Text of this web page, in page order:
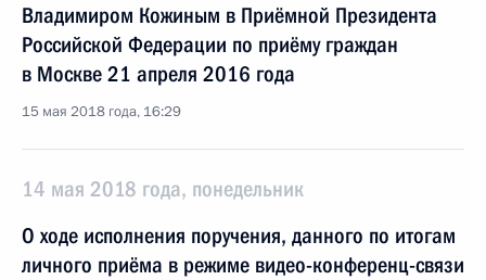
Владимиром Кожиным в Приёмной Президента
Российской Федерации по приёму граждан
в Москве 21 апреля 2016 года
15 мая 2018 года, 16:29
14 мая 2018 года, понедельник
О ходе исполнения поручения, данного по итогам
личного приёма в режиме видео-конференц-связи